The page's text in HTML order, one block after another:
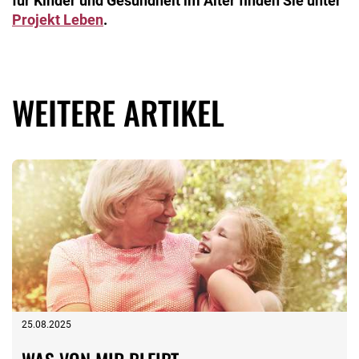
Projekt Leben.
WEITERE ARTIKEL
25.08.2025